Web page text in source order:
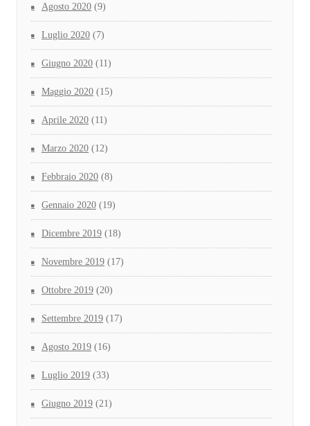
Agosto 2020 (9)
Luglio 2020 (7)
Giugno 2020 (11)
Maggio 2020 (15)
Aprile 2020 (11)
Marzo 2020 (12)
Febbraio 2020 (8)
Gennaio 2020 (19)
Dicembre 2019 (18)
Novembre 2019 (17)
Ottobre 2019 (20)
Settembre 2019 (17)
Agosto 2019 (16)
Luglio 2019 (33)
Giugno 2019 (21)